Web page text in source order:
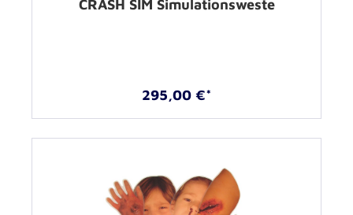
CRASH SIM Simulationsweste
295,00 €*